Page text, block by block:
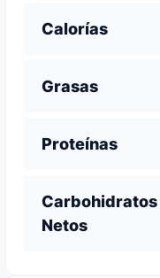
Calorías
Grasas
Proteínas
Carbohidratos
Netos